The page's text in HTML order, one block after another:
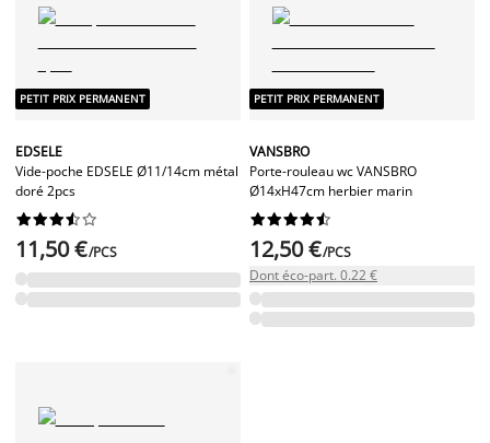
PETIT PRIX PERMANENT
EDSELE
Vide-poche EDSELE Ø11/14cm métal
doré 2pcs






11,50 €/PCS
PETIT PRIX PERMANENT
VANSBRO
Porte-rouleau wc VANSBRO
Ø14xH47cm herbier marin






12,50 €/PCS
Dont éco-part. 0.22 €